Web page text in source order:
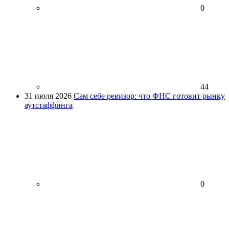
0
44
31 июля 2026 Сам себе ревизор: что ФНС готовит рынку
аутстаффинга
0